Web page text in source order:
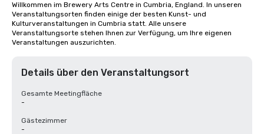
Willkommen im Brewery Arts Centre in Cumbria, England. In unseren
Veranstaltungsorten finden einige der besten Kunst- und
Kulturveranstaltungen in Cumbria statt. Alle unsere
Veranstaltungsorte stehen Ihnen zur Verfügung, um Ihre eigenen
Veranstaltungen auszurichten.
Details über den Veranstaltungsort
Gesamte Meetingfläche
-
Gästezimmer
-